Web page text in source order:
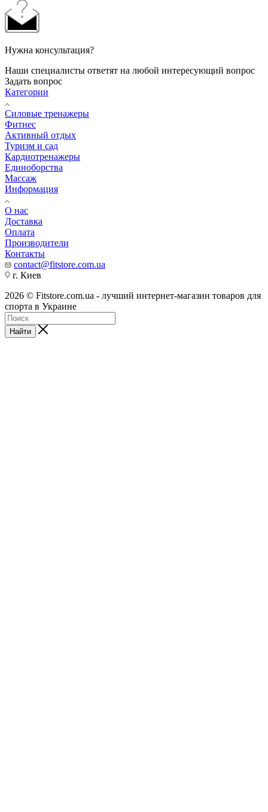
Нужна консультация?
Наши специалисты ответят на любой интересующий вопрос
Задать вопрос
Категории
Силовые тренажеры
Фитнес
Активный отдых
Туризм и сад
Кардиотренажеры
Единоборства
Массаж
Информация
О нас
Доставка
Оплата
Производители
Контакты
contact@fitstore.com.ua
г. Киев
2026 © Fitstore.com.ua - лучший интернет-магазин товаров для
спорта в Украине
Найти